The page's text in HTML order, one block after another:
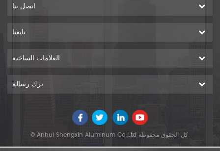
اتصل بنا
تابعنا
العلامات الساخنة
ترك رسالة
© Anhui Shengxin Aluminum Co.,Ltd كل الحقوق محفوظة.